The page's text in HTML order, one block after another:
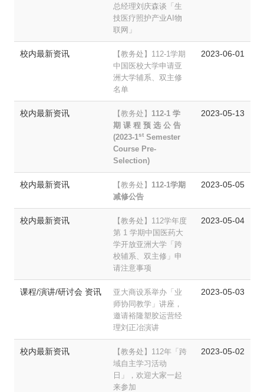
总经理刘庆森谈「生
技医疗照护产业AI物
联网」
校内最新资讯
【教务处】112-1学期
中国医校大学申请亚
洲大学辅系、双主修
名单
2023-06-01
校内最新资讯 【教务处】 112-1 学
期 课 程 预 选 公 告
(2023-1stSemester
Course Pre-
Selection)
2023-05-13
校内最新资讯 【教务处】 112-1学期
减修公告
2023-05-05
校内最新资讯
【教务处】112学年度
第 1 学期中国医药大
学开放亚洲大学「跨
校辅系、双主修」申
请注意事项
2023-05-04
课程/演讲/研讨会 资讯
亚大商设系举办「业
师协同教学」讲座，
邀请裕隆塑胶运营经
理刘正冶演讲
2023-05-03
校内最新资讯
【教务处】112年「跨
域自主学习活动
日」，欢迎大家一起
来参加
2023-05-02